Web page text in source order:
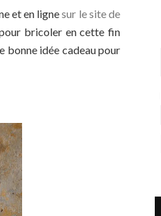
et en lignesur le site de
bricoler en cette fin
bonne idée cadeau pour